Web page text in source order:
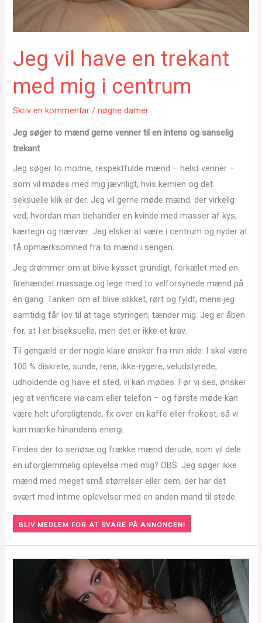
Jeg vil have en trekant
med mig i centrum
Skriv en kommentar /nøgne damer
Jeg søger to mænd gerne venner til en intens og sanselig
trekant
Jeg søger to modne, respektfulde mænd – helst venner –
som vil mødes med mig jævnligt, hvis kemien og det
seksuelle klik er der. Jeg vil gerne møde mænd, der virkelig
ved, hvordan man behandler en kvinde med masser af kys,
kærtegn og nærvær. Jeg elsker at være i centrum og nyder at
få opmærksomhed fra to mænd i sengen.
Jeg drømmer om at blive kysset grundigt, forkælet med en
firehændet massage og lege med to velforsynede mænd på
én gang. Tanken om at blive slikket, rørt og fyldt, mens jeg
samtidig får lov til at tage styringen, tænder mig. Jeg er åben
for, at I er biseksuelle, men det er ikke et krav.
Til gengæld er der nogle klare ønsker fra min side: I skal være
100 % diskrete, sunde, rene, ikke-rygere, veludstyrede,
udholdende og have et sted, vi kan mødes. Før vi ses, ønsker
jeg at verificere via cam eller telefon – og første møde kan
være helt uforpligtende, fx over en kaffe eller frokost, så vi
kan mærke hinandens energi.
Findes der to seriøse og frække mænd derude, som vil dele
en uforglemmelig oplevelse med mig? OBS: Jeg søger ikke
mænd med meget små størrelser eller dem, der har det
svært med intime oplevelser med en anden mand til stede.
BLIV MEDLEM FOR AT SVARE PÅ ANNONCEN!